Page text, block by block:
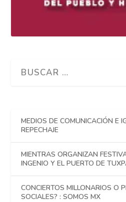
MEDIOS DE COMUNICACIÓN E
REPECHAJE
MIENTRAS ORGANIZAN
INGENIO Y EL PUERTO DE
CONCIERTOS MILLONARIOS O
SOCIALES? : SOMOS MX